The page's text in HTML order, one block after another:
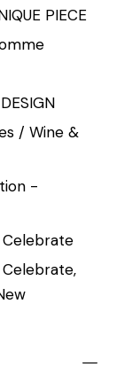
PIECE
/ Wine &
-